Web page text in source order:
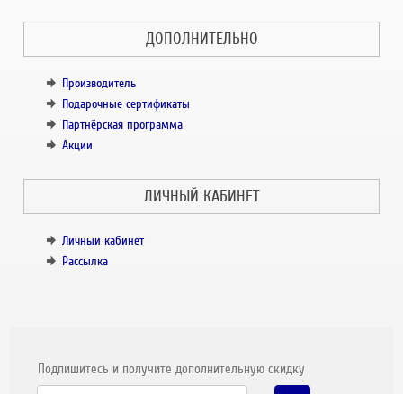
ДОПОЛНИТЕЛЬНО
Производитель
Подарочные сертификаты
Партнёрская программа
Акции
ЛИЧНЫЙ КАБИНЕТ
Личный кабинет
Рассылка
Подпишитесь и получите дополнительную скидку